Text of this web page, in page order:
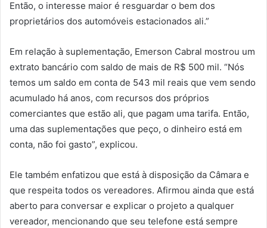
Então, o interesse maior é resguardar o bem dos
proprietários dos automóveis estacionados ali.”
Em relação à suplementação, Emerson Cabral mostrou um
extrato bancário com saldo de mais de R$ 500 mil. “Nós
temos um saldo em conta de 543 mil reais que vem sendo
acumulado há anos, com recursos dos próprios
comerciantes que estão ali, que pagam uma tarifa. Então,
uma das suplementações que peço, o dinheiro está em
conta, não foi gasto”, explicou.
Ele também enfatizou que está à disposição da Câmara e
que respeita todos os vereadores. Afirmou ainda que está
aberto para conversar e explicar o projeto a qualquer
vereador, mencionando que seu telefone está sempre